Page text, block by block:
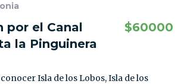
por el Canal
la Pinguinera
$60000
Isla de los Lobos, Isla de los